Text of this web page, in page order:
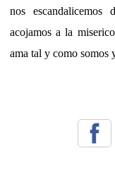
nos escandalicemos
acojamos a la
ama tal y como somos